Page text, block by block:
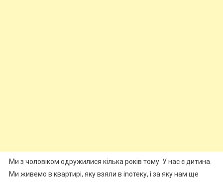
Ми з чоловіком одружилися кілька років тому. У нас є дитина.
Ми живемо в квартирі, яку взяли в іnотеку, і за яку нам ще